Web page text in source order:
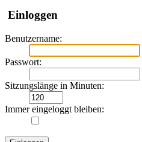
Einloggen
Benutzername:
Passwort:
Sitzungslänge in Minuten:
Immer eingeloggt bleiben: